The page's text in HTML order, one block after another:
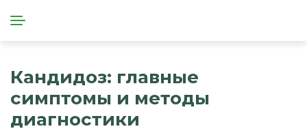
Кандидоз: главные
симптомы и методы
диагностики